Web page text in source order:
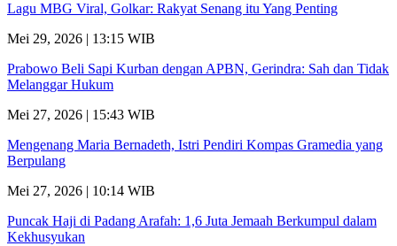
Lagu MBG Viral, Golkar: Rakyat Senang itu Yang Penting
Mei 29, 2026 | 13:15 WIB
Prabowo Beli Sapi Kurban dengan APBN, Gerindra: Sah dan Tidak
Melanggar Hukum
Mei 27, 2026 | 15:43 WIB
Mengenang Maria Bernadeth, Istri Pendiri Kompas Gramedia yang
Berpulang
Mei 27, 2026 | 10:14 WIB
Puncak Haji di Padang Arafah: 1,6 Juta Jemaah Berkumpul dalam
Kekhusyukan